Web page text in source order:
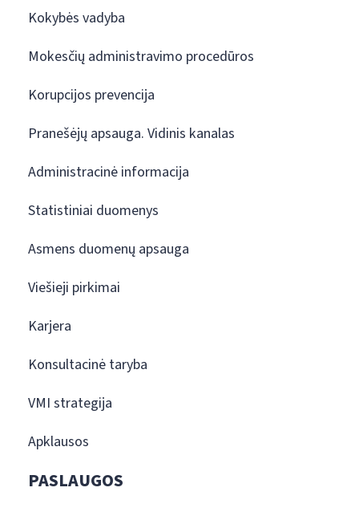
Kokybės vadyba
Mokesčių administravimo procedūros
Korupcijos prevencija
Pranešėjų apsauga. Vidinis kanalas
Administracinė informacija
Statistiniai duomenys
Asmens duomenų apsauga
Viešieji pirkimai
Karjera
Konsultacinė taryba
VMI strategija
Apklausos
PASLAUGOS